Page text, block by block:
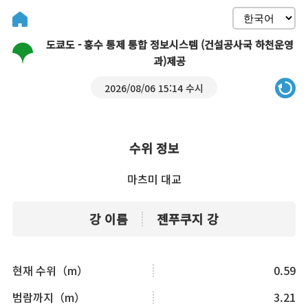
도쿄도 - 홍수 통제 통합 정보시스템 (건설공사국 하천운영
과)제공
2026/08/06 15:14 수시
수위 정보
마츠미 대교
강 이름 젠푸쿠지 강
현재 수위（m）
0.59
범람까지（m）
3.21